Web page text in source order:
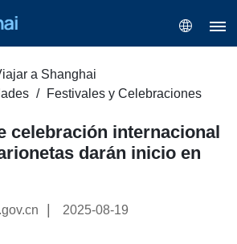
a Shanghai
Festivales y Celebraciones
celebración internacional
darán inicio en
2025-08-19